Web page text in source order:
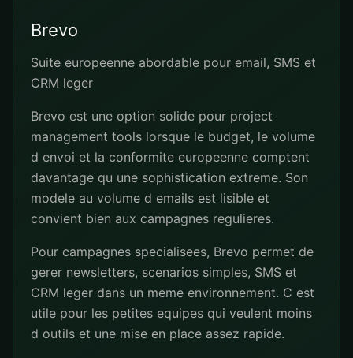
Brevo
Suite europeenne abordable pour email, SMS et
CRM leger
Brevo est une option solide pour project
management tools lorsque le budget, le volume
d envoi et la conformite europeenne comptent
davantage qu une sophistication extreme. Son
modele au volume d emails est lisible et
convient bien aux campagnes regulieres.
Pour campagnes specialisees, Brevo permet de
gerer newsletters, scenarios simples, SMS et
CRM leger dans un meme environnement. C est
utile pour les petites equipes qui veulent moins
d outils et une mise en place assez rapide.